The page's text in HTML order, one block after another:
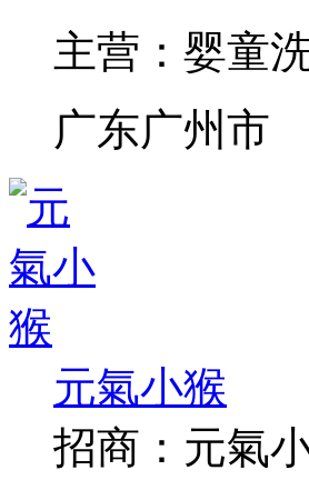
主营： 婴童
广东广州市
元氣小猴
招商： 元氣